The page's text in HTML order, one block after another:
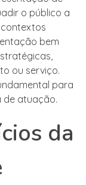
o público a
bem
ou serviço.
para
de atuação.
da